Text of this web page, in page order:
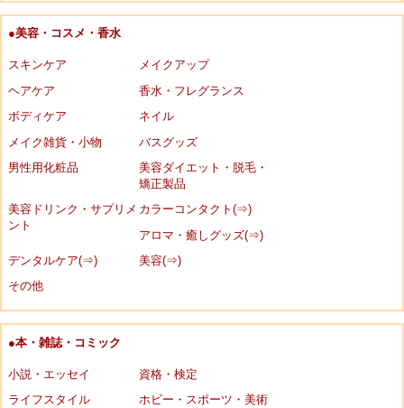
●美容・コスメ・香水
スキンケア
メイクアップ
ヘアケア
香水・フレグランス
ボディケア
ネイル
メイク雑貨・小物
バスグッズ
男性用化粧品
美容ダイエット・脱毛・
矯正製品
美容ドリンク・サプリメ
ント
カラーコンタクト(⇒)
アロマ・癒しグッズ(⇒)
デンタルケア(⇒)
美容(⇒)
その他
●本・雑誌・コミック
小説・エッセイ
資格・検定
ライフスタイル
ホビー・スポーツ・美術